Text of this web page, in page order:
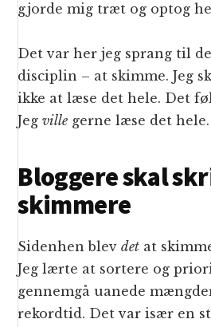
gjorde mig træt og optog
Det var her jeg sprang til
disciplin – at skimme. Jeg
ikke at læse det hele. Det
Jegville gerne læse det hele.
Bloggere skal
skimmere
Sidenhen blevdet at
Jeg lærte at sortere og
gennemgå uanede
rekordtid. Det var især en